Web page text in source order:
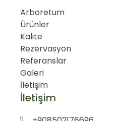
Arboretum
Ürünler
Kalite
Rezervasyon
Referanslar
Galeri
İletişim
İletişim